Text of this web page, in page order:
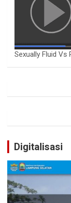
Sexually Fluid Vs
Digitalisasi